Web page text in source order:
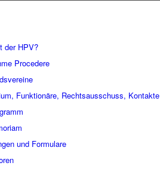
der HPV?
Procedere
Funktionäre, Rechtsausschuss, Kontakte
und Formulare